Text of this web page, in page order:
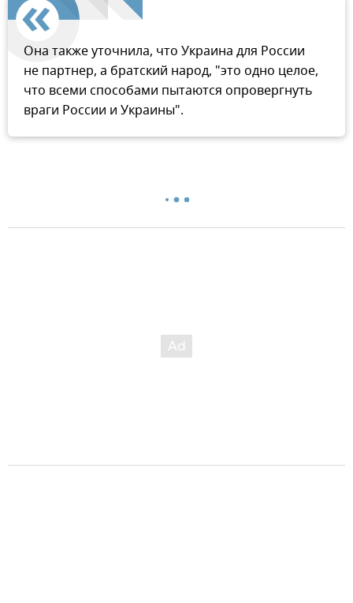
Она также уточнила, что Украина для России
не партнер, а братский народ, "это одно целое,
что всеми способами пытаются опровергнуть
враги России и Украины".